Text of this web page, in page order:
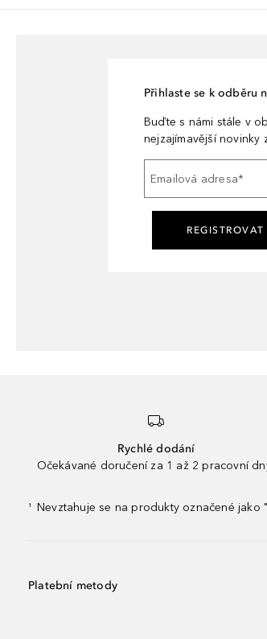
Přihlaste se k odběru
Buďte s námi stále v
nejzajímavější novinky
Emailová adresa*
REGISTROVAT
Rychlé dodání
Očekávané doručení za 1 až 2 pracovní
¹ Nevztahuje se na produkty označené jako
Platební metody